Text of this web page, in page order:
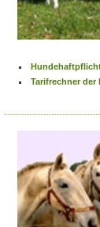
Tarifrechner